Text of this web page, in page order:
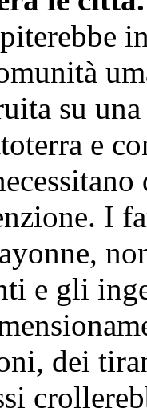
su
e
I
e gli
dei